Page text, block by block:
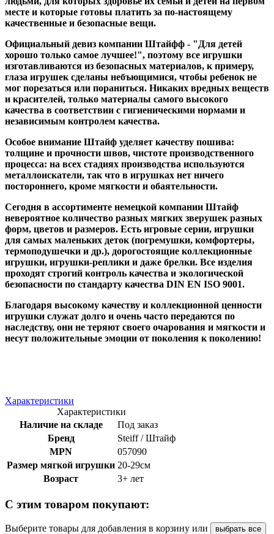
месте и которые готовы платить за по-настоящему
качественные и безопасные вещи.
Официальный девиз компании Штайфф - "Для детей
хорошо только самое лучшее!", поэтому все игрушки
изготавливаются из безопасных материалов, к примеру,
глаза игрушек сделаны небъющимися, чтобы ребенок не
мог порезаться или пораниться. Никаких вредных веществ
и красителей, только материалы самого высокого
качества в соответствии с гигиеническими нормами и
независимым контролем качества.
Особое внимание Штайф уделяет качеству пошива:
толщине и прочности швов, чистоте производственного
процесса: на всех стадиях производства используются
металлоискатели, так что в игрушках нет ничего
постороннего, кроме мягкости и обаятельности.
Сегодня в ассортименте немецкой компании Штайф
невероятное количество разных мягких зверушек разных
форм, цветов и размеров. Есть игровые серии, игрушки
для самых маленьких деток (погремушки, комфортеры,
термоподушечки и др.), дорогостоящие коллекционные
игрушки, игрушки-реплики и даже брелки. Все изделия
проходят строгий контроль качества и экологической
безопасности по стандарту качества DIN EN ISO 9001.
Благодаря высокому качеству и коллекционной ценности
игрушки служат долго и очень часто передаются по
наследству, они не теряют своего очарования и мягкости и
несут положительные эмоции от поколения к поколению!
Характеристики
Характеристики
Наличие на складе
Под заказ
Бренд
Steiff / Штайф
MPN
057090
Размер мягкой игрушки 20-29см
Возраст
3+ лет
С этим товаром покупают:
Выберите товары для добавления в корзину или выбрать все